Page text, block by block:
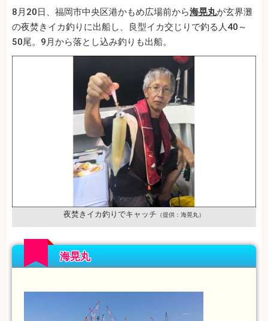
8月20日、福岡市中央区港かもめ広場前から海晃丸が玄界灘
の夜焚きイカ釣りに出船し、良型イカ交じりで釣る人40～
50尾。9月から落とし込み釣りも出船。
夜焚きイカ釣りでキャッチ （提供：海晃丸）
海晃丸